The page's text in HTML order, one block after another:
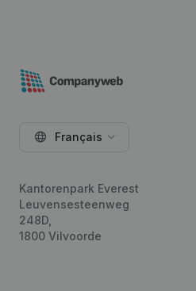
Français
Kantorenpark Everest
Leuvensesteenweg
248D,
1800 Vilvoorde